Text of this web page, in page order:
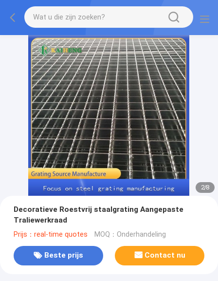
2/8
Decoratieve Roestvrij staalgrating Aangepaste
Traliewerkraad
Prijs：real-time quotes MOQ：Onderhandeling
Beste prijs Contact nu